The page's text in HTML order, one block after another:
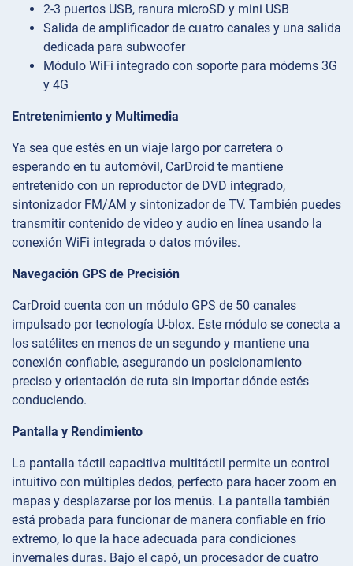
2-3 puertos USB, ranura microSD y mini USB
Salida de amplificador de cuatro canales y una salida
dedicada para subwoofer
Módulo WiFi integrado con soporte para módems 3G
y 4G
Entretenimiento y Multimedia
Ya sea que estés en un viaje largo por carretera o
esperando en tu automóvil, CarDroid te mantiene
entretenido con un reproductor de DVD integrado,
sintonizador FM/AM y sintonizador de TV. También puedes
transmitir contenido de video y audio en línea usando la
conexión WiFi integrada o datos móviles.
Navegación GPS de Precisión
CarDroid cuenta con un módulo GPS de 50 canales
impulsado por tecnología U-blox. Este módulo se conecta a
los satélites en menos de un segundo y mantiene una
conexión confiable, asegurando un posicionamiento
preciso y orientación de ruta sin importar dónde estés
conduciendo.
Pantalla y Rendimiento
La pantalla táctil capacitiva multitáctil permite un control
intuitivo con múltiples dedos, perfecto para hacer zoom en
mapas y desplazarse por los menús. La pantalla también
está probada para funcionar de manera confiable en frío
extremo, lo que la hace adecuada para condiciones
invernales duras. Bajo el capó, un procesador de cuatro